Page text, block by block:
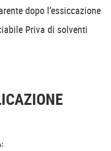
dopo l’essiccazione
Priva di solventi